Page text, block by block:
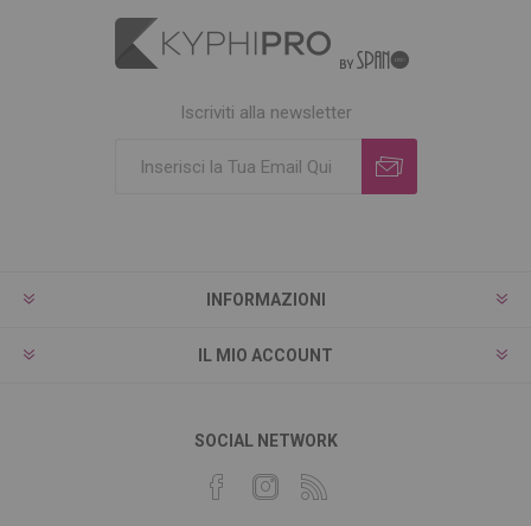
Iscriviti alla newsletter
INFORMAZIONI
IL MIO ACCOUNT
SOCIAL NETWORK